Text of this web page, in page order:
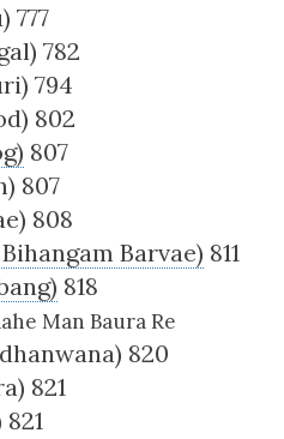
777
782
794
802
807
807
808
Bihangam Barvae) 811
818
Man Baura Re
820
821
821